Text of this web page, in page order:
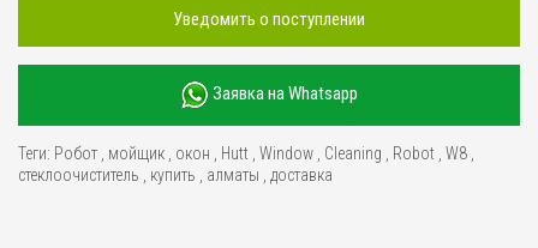
Уведомить о поступлении
Заявка на Whatsapp
Теги: Робот мойщик окон Hutt Window Cleaning Robot W8
стеклоочиститель
купить алматы доставка